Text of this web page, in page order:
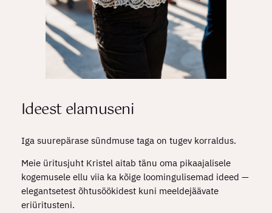
Ideest elamuseni
Iga suurepärase sündmuse taga on tugev korraldus.
Meie üritusjuht Kristel aitab tänu oma pikaajalisele
kogemusele ellu viia ka kõige loomingulisemad ideed —
elegantsetest õhtusöökidest kuni meeldejäävate
eriüritusteni.